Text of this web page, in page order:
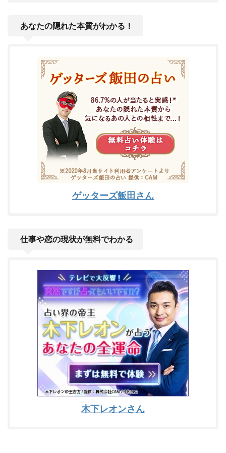
あなたの隠れた本質がわかる！
ゲッターズ飯田さん
仕事や恋の現状が無料でわかる
木下レオンさん